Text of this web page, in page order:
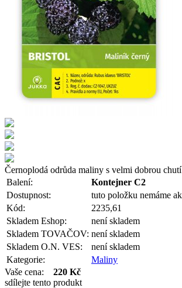
Černoplodá odrůda maliny s velmi dobrou chutí
Balení:
Kontejner C2
Dostupnost:
tuto položku nemáme
Kód:
2235,61
Skladem Eshop:
není skladem
Skladem TOVAČOV: není skladem
Skladem O.N. VES:
není skladem
Kategorie:
Maliny
Vaše cena: 220 Kč
sdílejte tento produkt